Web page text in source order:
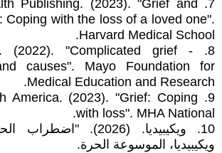
Publishing. (2023). "Grief and
Coping with the loss of a loved one".
Harvard Medical School.
(2022). "Complicated grief -
causes". Mayo Foundation for
Medical Education and Research.
America. (2023). "Grief: Coping
with loss". MHA National.
10. ويكيبيديا. (2026).
ويكيبيديا، الموسوعة الحرة.